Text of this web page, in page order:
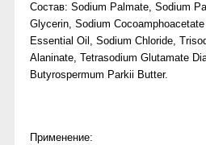
Состав: Sodium Palmate, Sodium
Glycerin, Sodium
Essential Oil, Sodium Chloride,
Alaninate, Tetrasodium Glutamate
Butyrospermum Parkii Butter.
Применение: